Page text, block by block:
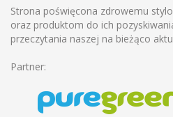
Strona poświęcona zdrowemu
oraz produktom do ich
przeczytania naszej na bieżąco
Partner: